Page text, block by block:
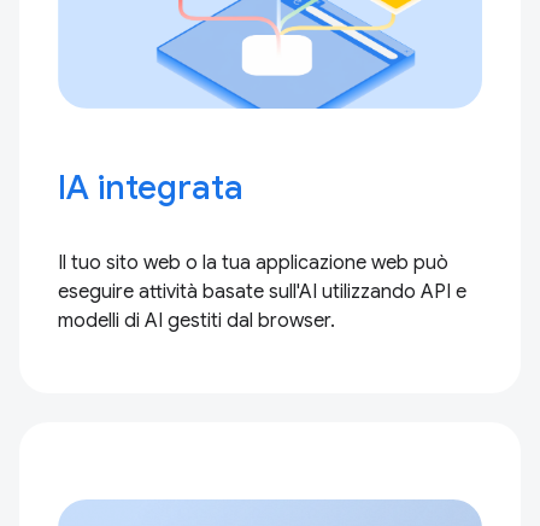
IA integrata
Il tuo sito web o la tua applicazione web può
eseguire attività basate sull'AI utilizzando API e
modelli di AI gestiti dal browser.